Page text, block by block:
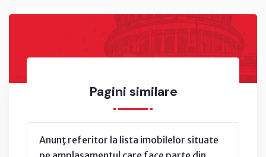
Pagini similare
Anunţ referitor la lista imobilelor situate